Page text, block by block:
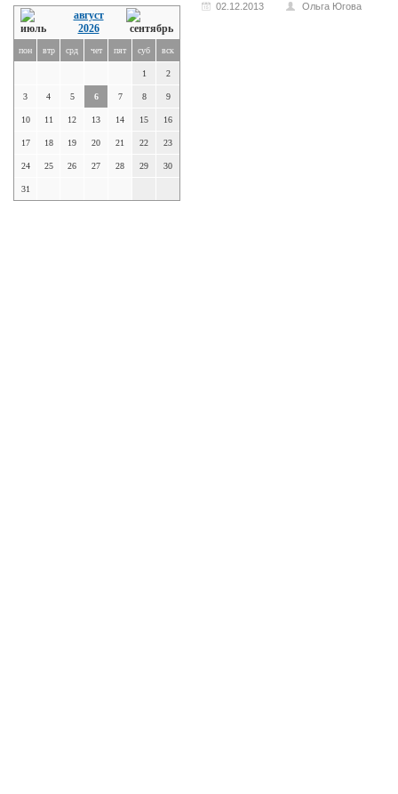
август
2026
пон втр срд чет пят суб вск
1 2
3 4 5 6 7 8 9
10 11 12 13 14 15 16
17 18 19 20 21 22 23
24 25 26 27 28 29 30
31
02.12.2013 Ольга Югова